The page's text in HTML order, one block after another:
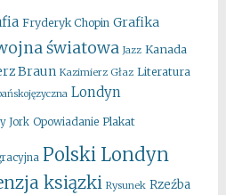
Fryderyk Chopin Grafika
światowa Jazz Kanada
Braun Kazimierz Głaz Literatura
Londyn
Jork Opowiadanie Plakat
Polski Londyn
ksiązki Rysunek Rzeźba